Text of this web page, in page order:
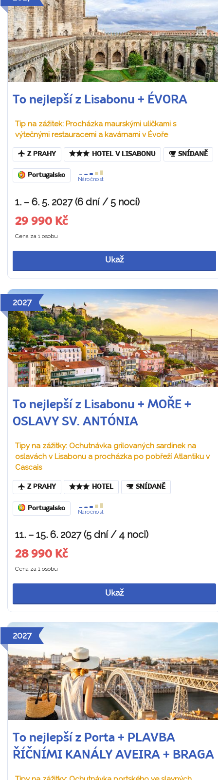
To nejlepší z Lisabonu + ÉVORA
Tip na zážitek: Procházka maurskými uličkami s
výtečnými restauracemi a kavárnami v Évoře
Z PRAHY HOTEL V LISABONU SNÍDANĚ
Portugalsko
Náročnost
1. – 6. 5. 2027 (6 dní / 5 nocí)
29 990 Kč
Cena za 1 osobu
Ukaž
2027
To nejlepší z Lisabonu + MOŘE +
OSLAVY SV. ANTÓNIA
Tipy na zážitky: Ochutnávka grilovaných sardinek na
oslavách v Lisabonu a procházka po pobřeží Atlantiku v
Cascais
Z PRAHY HOTEL SNÍDANĚ
Portugalsko
Náročnost
11. – 15. 6. 2027 (5 dní / 4 noci)
28 990 Kč
Cena za 1 osobu
Ukaž
2027
To nejlepší z Porta + PLAVBA
ŘÍČNÍMI KANÁLY AVEIRA + BRAGA